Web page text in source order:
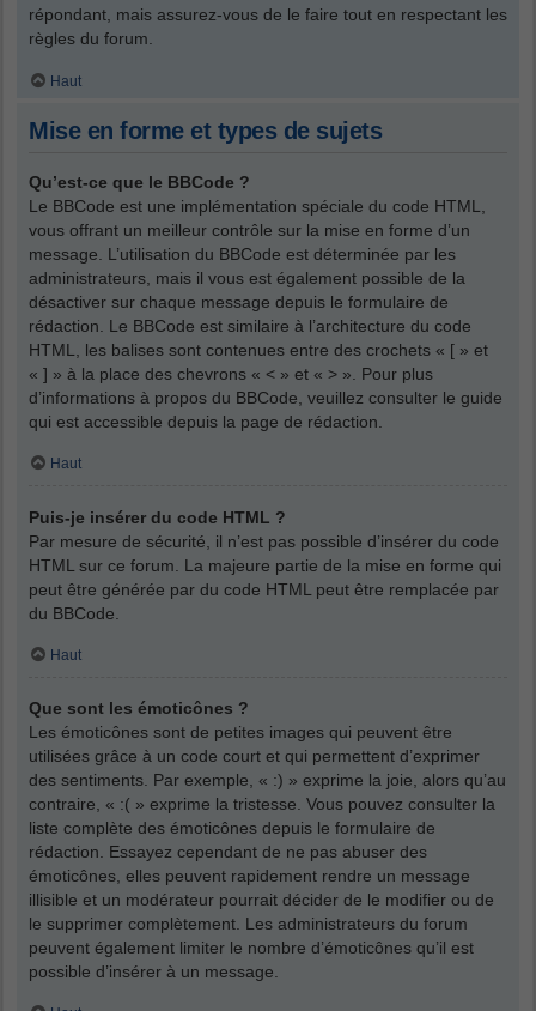
répondant, mais assurez-vous de le faire tout en respectant les
règles du forum.
Haut
Mise en forme et types de sujets
Qu’est-ce que le BBCode ?
Le BBCode est une implémentation spéciale du code HTML,
vous offrant un meilleur contrôle sur la mise en forme d’un
message. L’utilisation du BBCode est déterminée par les
administrateurs, mais il vous est également possible de la
désactiver sur chaque message depuis le formulaire de
rédaction. Le BBCode est similaire à l’architecture du code
HTML, les balises sont contenues entre des crochets « [ » et
« ] » à la place des chevrons « < » et « > ». Pour plus
d’informations à propos du BBCode, veuillez consulter le guide
qui est accessible depuis la page de rédaction.
Haut
Puis-je insérer du code HTML ?
Par mesure de sécurité, il n’est pas possible d’insérer du code
HTML sur ce forum. La majeure partie de la mise en forme qui
peut être générée par du code HTML peut être remplacée par
du BBCode.
Haut
Que sont les émoticônes ?
Les émoticônes sont de petites images qui peuvent être
utilisées grâce à un code court et qui permettent d’exprimer
des sentiments. Par exemple, « :) » exprime la joie, alors qu’au
contraire, « :( » exprime la tristesse. Vous pouvez consulter la
liste complète des émoticônes depuis le formulaire de
rédaction. Essayez cependant de ne pas abuser des
émoticônes, elles peuvent rapidement rendre un message
illisible et un modérateur pourrait décider de le modifier ou de
le supprimer complètement. Les administrateurs du forum
peuvent également limiter le nombre d’émoticônes qu’il est
possible d’insérer à un message.